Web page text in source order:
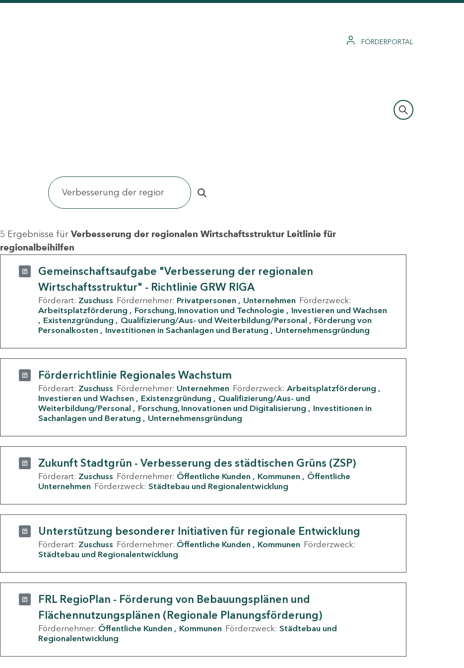
FÖRDERPORTAL
5 Ergebnisse für Verbesserung der regionalen Wirtschaftsstruktur Leitlinie für
regionalbeihilfen
Gemeinschaftsaufgabe "Verbesserung der regionalen
Wirtschaftsstruktur" - Richtlinie GRW RIGA
Förderart: Zuschuss Fördernehmer: Privatpersonen Unternehmen Förderzweck:
Arbeitsplatzförderung
Forschung, Innovation und Technologie
Investieren und Wachsen
Existenzgründung
Qualifizierung/Aus- und Weiterbildung/Personal
Förderung von
Personalkosten
Investitionen in Sachanlagen und Beratung Unternehmensgründung
Förderrichtlinie Regionales Wachstum
Förderart: Zuschuss Fördernehmer: Unternehmen Förderzweck: Arbeitsplatzförderung
Investieren und Wachsen
Existenzgründung
Qualifizierung/Aus- und
Weiterbildung/Personal
Forschung, Innovationen und Digitalisierung
Investitionen in
Sachanlagen und Beratung
Unternehmensgründung
Zukunft Stadtgrün - Verbesserung des städtischen Grüns (ZSP)
Förderart: Zuschuss Fördernehmer: Öffentliche Kunden Kommunen
Öffentliche
Unternehmen Förderzweck: Städtebau und Regionalentwicklung
Unterstützung besonderer Initiativen für regionale Entwicklung
Förderart: Zuschuss Fördernehmer: Öffentliche Kunden Kommunen Förderzweck:
Städtebau und Regionalentwicklung
FRL RegioPlan - Förderung von Bebauungsplänen und
Flächennutzungsplänen (Regionale Planungsförderung)
Fördernehmer: Öffentliche Kunden Kommunen Förderzweck: Städtebau und
Regionalentwicklung